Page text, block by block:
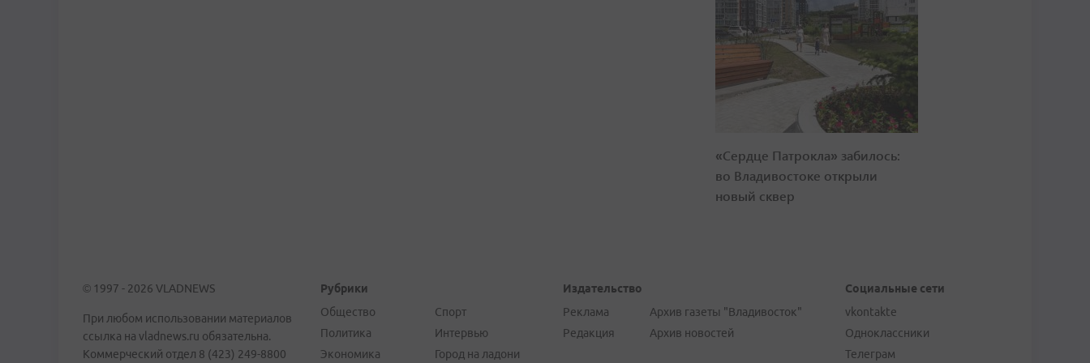
«Сердце Патрокла» забилось:
во Владивостоке открыли
новый сквер
© 1997 - 2026 VLADNEWS
При любом использовании материалов
ссылка на vladnews.ru обязательна.
Коммерческий отдел 8 (423) 249-8800
Рубрики
Общество
Политика
Экономика
Спорт
Интервью
Город на ладони
Издательство
Реклама
Редакция
Архив газеты "Владивосток"
Архив новостей
Социальные сети
vkontakte
Одноклассники
Телеграм